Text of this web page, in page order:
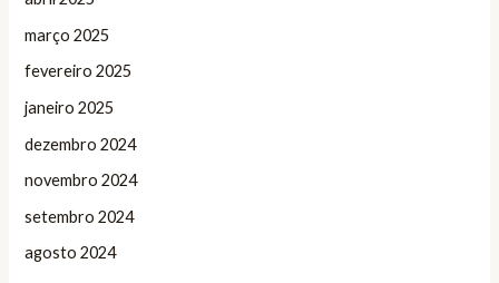
março 2025
fevereiro 2025
janeiro 2025
dezembro 2024
novembro 2024
setembro 2024
agosto 2024